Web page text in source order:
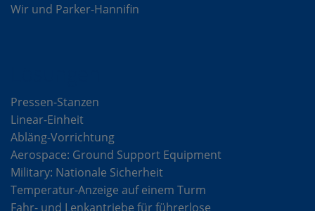
Wir und Parker-Hannifin
Pressen-Stanzen
Linear-Einheit
Abläng-Vorrichtung
Aerospace: Ground Support Equipment
Military: Nationale Sicherheit
Temperatur-Anzeige auf einem Turm
Fahr- und Lenkantriebe für führerlose